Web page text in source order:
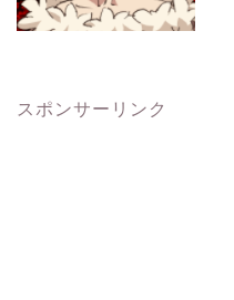
スポンサーリンク